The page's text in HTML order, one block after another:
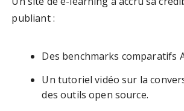
publiant :
Des benchmarks comparatifs
Un tutoriel vidéo sur la
des outils open source.